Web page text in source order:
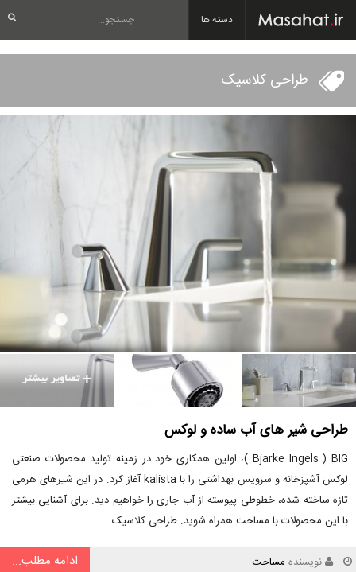
دسته ها
طراحی کلاسیک
طراحی شیر های آب ساده و لوکس
Bjarke Ingels ) BIG )، اولین همکاری خود در زمینه تولید محصولات صنعتی
لوکس آشپزخانه و سرویس بهداشتی را با kalista آغاز کرد. در این شیرهای هرمی
تازه ساخته شده، خطوطی پیوسته از آب جاری را خواهیم دید. برای آشنایی بیشتر
با این محصولات با مساحت همراه شوید. طراحی کلاسیک
نویسنده مساحت ادامه مطلب...